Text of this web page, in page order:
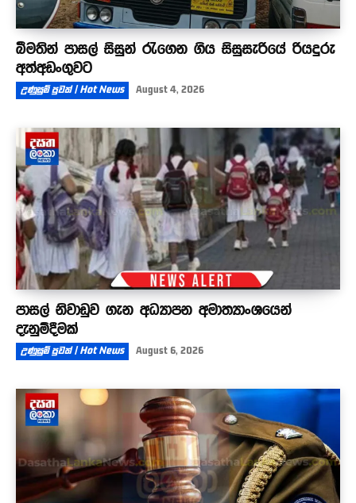
බීමතින් පාසල් සිසුන් රැගෙන ගිය සිසුසැරියේ රියදුරු
අත්අඩංගුවට
උණුසුම් පුවත් | Hot News August 4, 2026
පාසල් නිවාඩුව ගැන අධ්‍යාපන අමාත්‍යාංශයෙන්
දැනුම්දීමක්
උණුසුම් පුවත් | Hot News August 6, 2026